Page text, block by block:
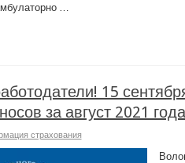
…
15
за август 2021 года
страхования